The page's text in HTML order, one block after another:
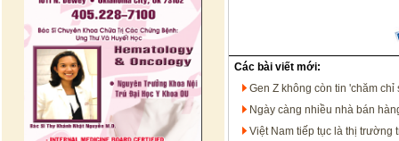
Các bài viết mới:
Gen Z không còn tin 'chăm chỉ
Ngày càng nhiều nhà bán
Việt Nam tiếp tục là thị trường